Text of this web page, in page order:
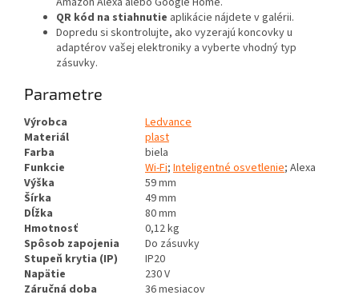
QR kód na stiahnutie aplikácie nájdete v galérii.
Dopredu si skontrolujte, ako vyzerajú koncovky u
adaptérov vašej elektroniky a vyberte vhodný typ
zásuvky.
Parametre
Výrobca
Ledvance
Materiál
plast
Farba
biela
Funkcie
Wi-Fi; Inteligentné osvetlenie; Alexa
Výška
59mm
Šírka
49mm
Dĺžka
80mm
Hmotnosť
0,12kg
Spôsob zapojenia
Do zásuvky
Stupeň krytia (IP)
IP20
Napätie
230V
Záručná doba
36mesiacov